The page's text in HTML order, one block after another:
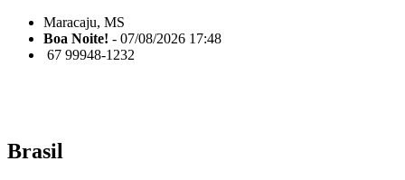
Maracaju, MS
Boa Noite! - 07/08/2026 17:48
67 99948-1232
Brasil